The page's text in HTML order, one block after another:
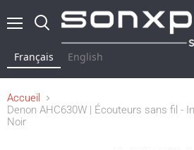
Français English
Accueil
Denon AHC630W | Écouteurs sans fil -
Noir